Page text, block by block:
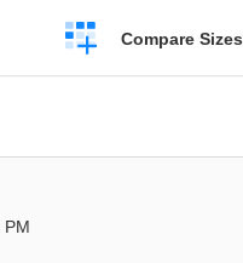
Create
a
Compare Sizes